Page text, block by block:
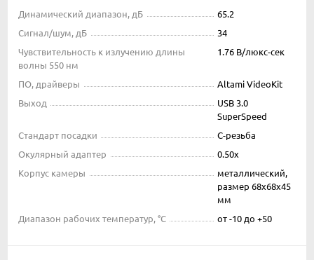
Динамический диапазон, дБ
65.2
Сигнал/шум, дБ
34
Чувствительность к излучению длины
волны 550 нм
1.76 В/люкс-сек
ПО, драйверы
Altami VideoKit
Выход
USB 3.0
SuperSpeed
Стандарт посадки
C-резьба
Окулярный адаптер
0.50x
Корпус камеры
металлический,
размер 68x68x45
мм
Диапазон рабочих температур, °С
от -10 до +50